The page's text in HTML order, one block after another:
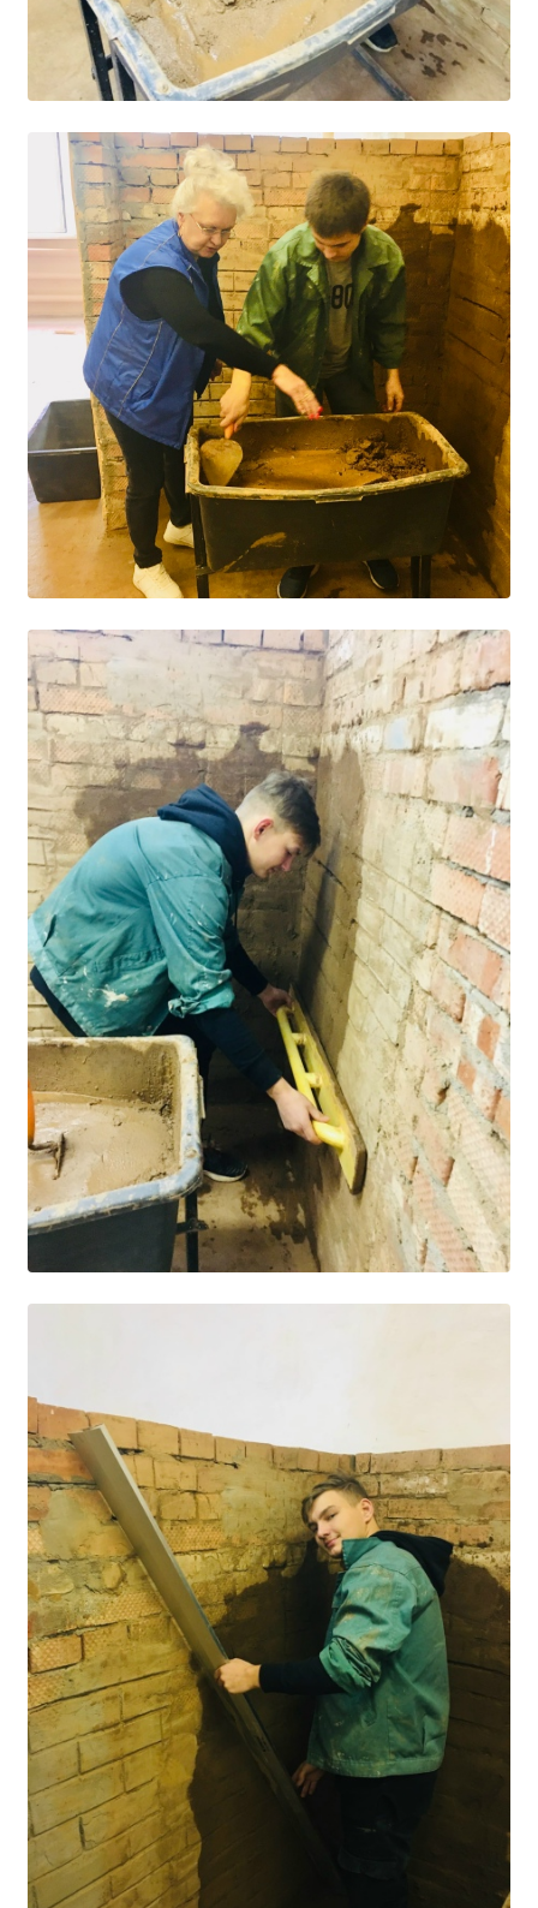
История нашего техникума
Фотографии техникума
ПОЛЕЗНЫЕ ССЫЛКИ
Министерство науки и высшего образования
РФ
Главное управление по контролю за оборотом
наркотиков
Общероссийская база вакансий "Работа в
России"
Сбербанк Онлайн - оплачивайте
образовательные услуги